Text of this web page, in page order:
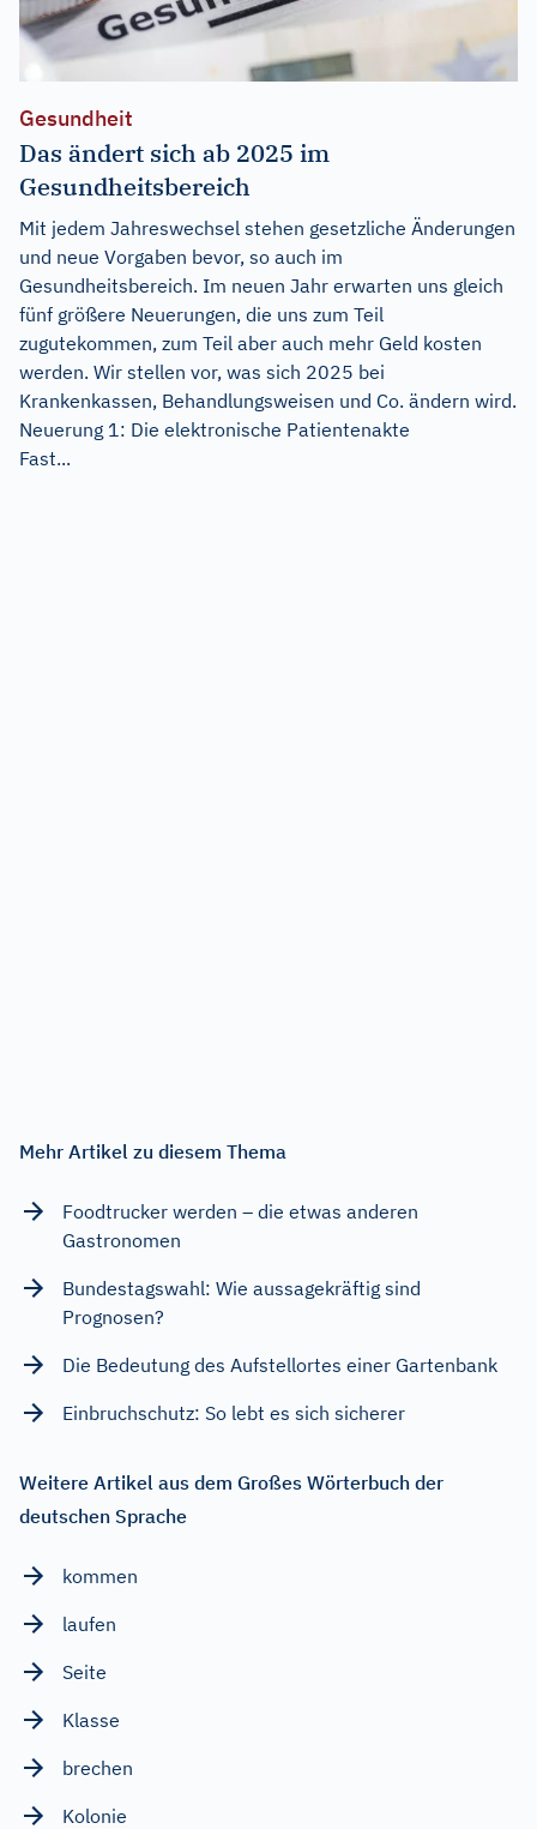
Gesundheit
Das ändert sich ab 2025 im
Gesundheitsbereich
Mit jedem Jahreswechsel stehen gesetzliche Änderungen
und neue Vorgaben bevor, so auch im
Gesundheitsbereich. Im neuen Jahr erwarten uns gleich
fünf größere Neuerungen, die uns zum Teil
zugutekommen, zum Teil aber auch mehr Geld kosten
werden. Wir stellen vor, was sich 2025 bei
Krankenkassen, Behandlungsweisen und Co. ändern wird.
Neuerung 1: Die elektronische Patientenakte
Fast...
Mehr Artikel zu diesem Thema
Foodtrucker werden – die etwas anderen
Gastronomen
Bundestagswahl: Wie aussagekräftig sind
Prognosen?
Die Bedeutung des Aufstellortes einer Gartenbank
Einbruchschutz: So lebt es sich sicherer
Weitere Artikel aus dem Großes Wörterbuch der
deutschen Sprache
kommen
laufen
Seite
Klasse
brechen
Kolonie